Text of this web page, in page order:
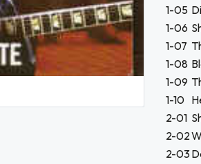
1-05
1-06
1-07
1-08
1-09
1-10
2-01
2-02
2-03